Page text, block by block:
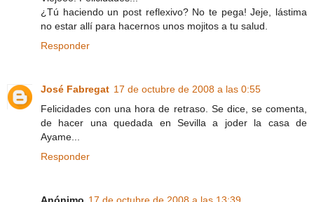
¿Tú haciendo un post reflexivo? No te pega! Jeje, lástima
no estar allí para hacernos unos mojitos a tu salud.
Responder
José Fabregat 17 de octubre de 2008 a las 0:55
Felicidades con una hora de retraso. Se dice, se comenta,
de hacer una quedada en Sevilla a joder la casa de
Ayame...
Responder